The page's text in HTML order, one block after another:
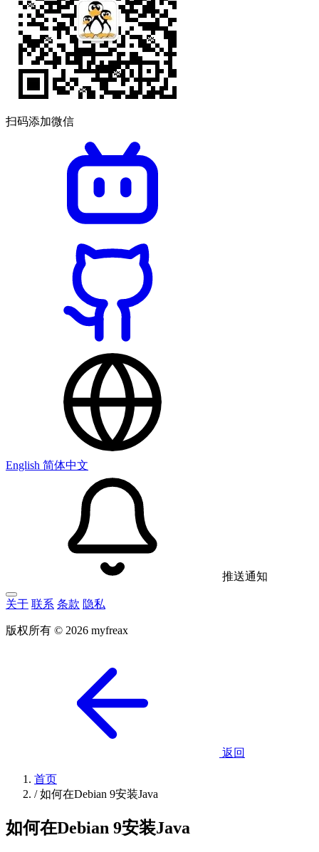
扫码添加微信
English 简体中文
推送通知
关于 联系 条款 隐私
版权所有 © 2026 myfreax
返回
首页
/ 如何在Debian 9安装Java
如何在Debian 9安装Java